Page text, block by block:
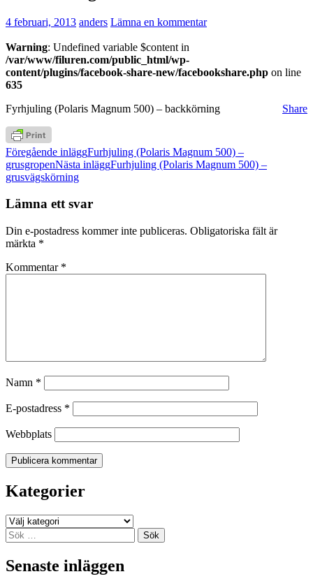
4 februari, 2013 anders Lämna en kommentar
Warning: Undefined variable $content in
/var/www/filuren.com/public_html/wp-
content/plugins/facebook-share-new/facebookshare.php on line
635
Share
Fyrhjuling (Polaris Magnum 500) – backkörning
Inläggsnavigering
Föregående inläggFurhjuling (Polaris Magnum 500) –
grusgropenNästa inläggFurhjuling (Polaris Magnum 500) –
grusvägskörning
Lämna ett svar
Din e-postadress kommer inte publiceras. Obligatoriska fält är
märkta *
Kommentar *
Namn *
E-postadress *
Webbplats
Kategorier
Kategorier
Sök
efter:
Senaste inläggen